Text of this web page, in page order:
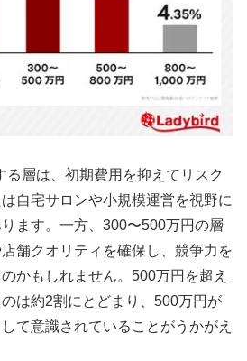
る層は、初期費用を抑えてリスク
自宅サロンや小規模運営を視野に
ます。一方、300〜500万円の層
舗クオリティを確保し、競争力を
かもしれません。500万円を超え
は約2割にとどまり、500万円が
て意識されていることがうかがえ